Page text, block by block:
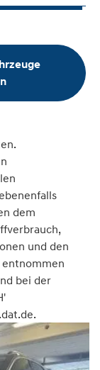
dem
und den
bei der